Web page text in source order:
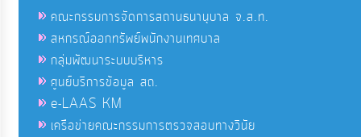
คณะกรรมการจัดการสถานธนานุบาล จ.ส.ท.
สหกรณ์ออกทรัพย์พนักงานเทศบาล
กลุ่มพัฒนาระบบบริหาร
ศูนย์บริการข้อมูล สถ.
e-LAAS KM
เครือข่ายคณะกรรมการตรวจสอบทางวินัย